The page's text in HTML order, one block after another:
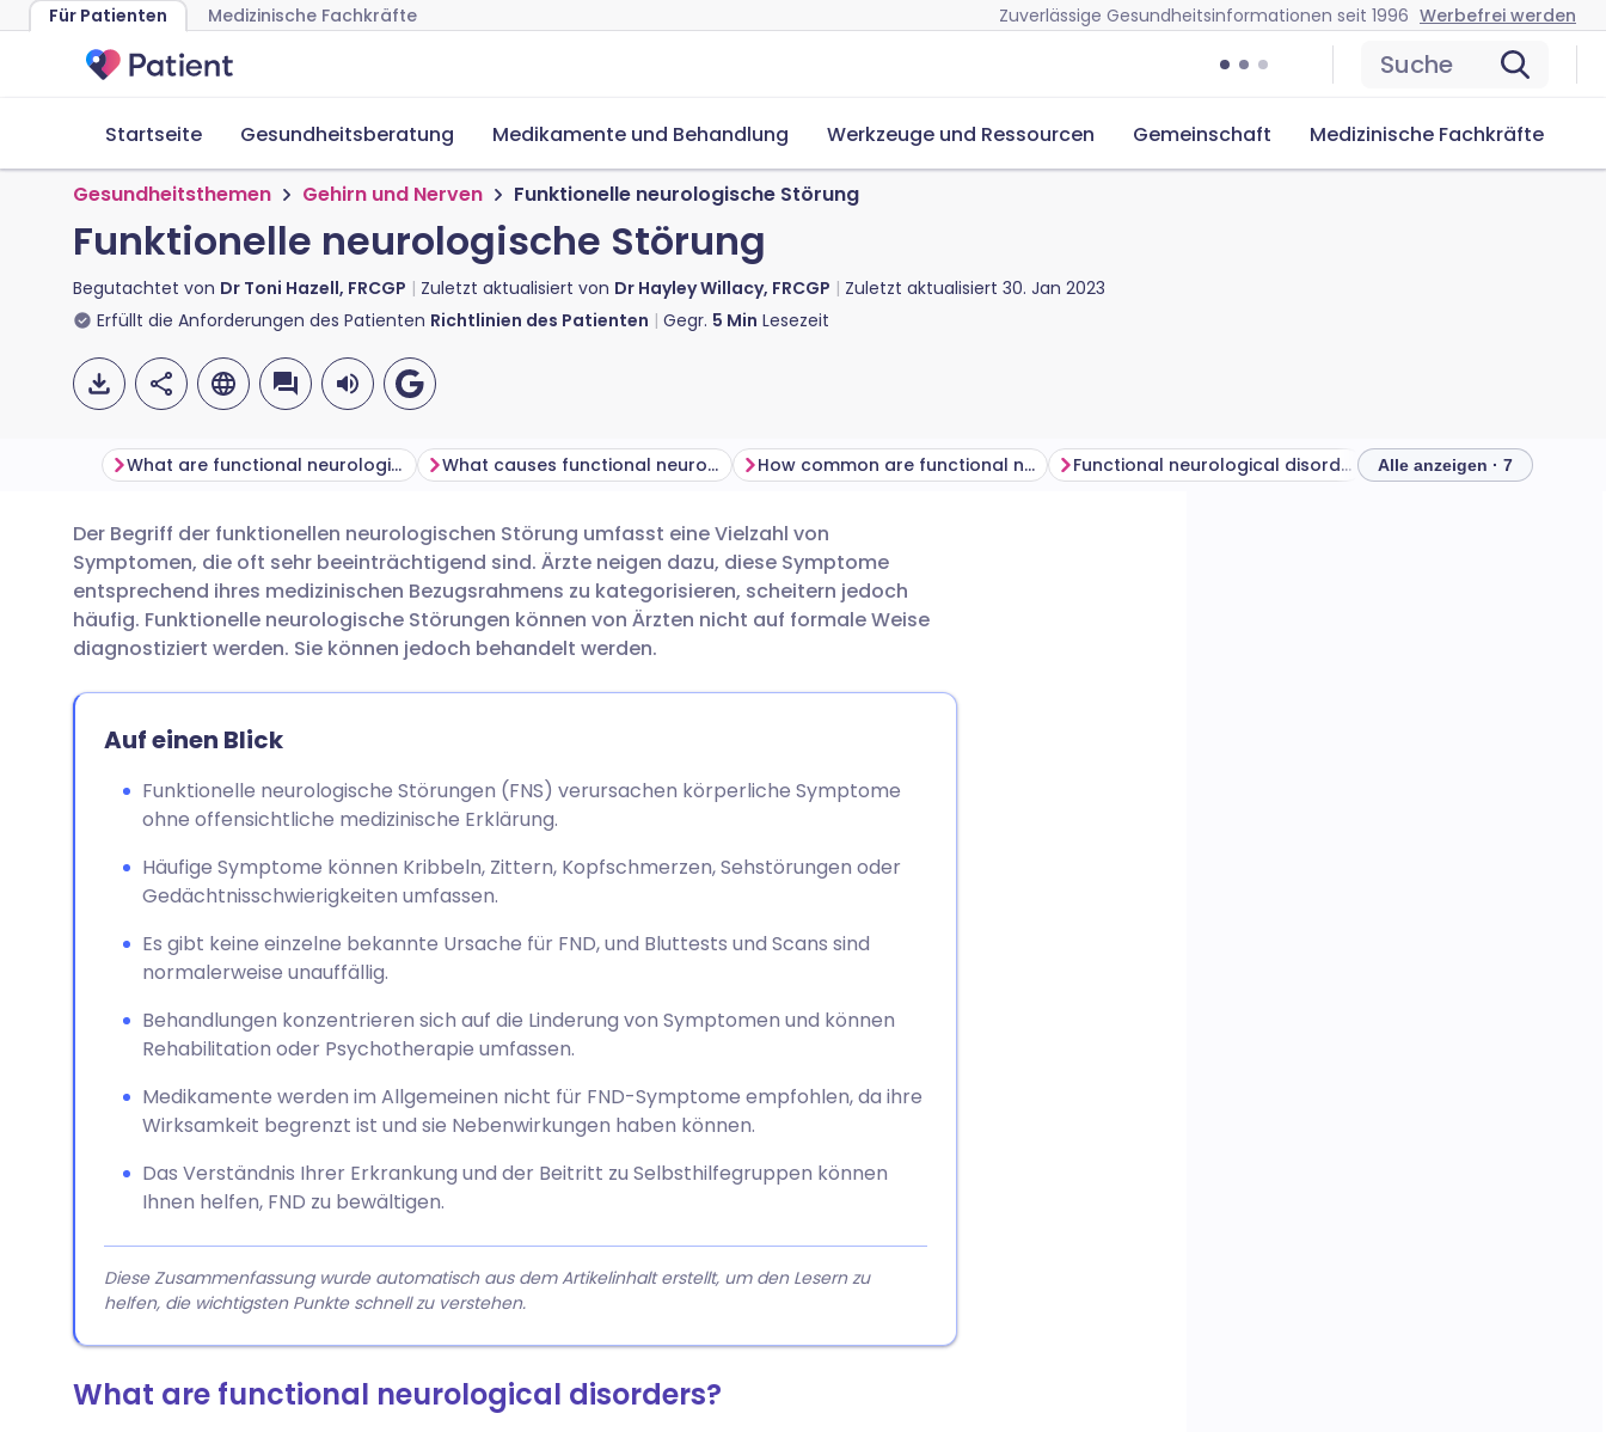
Für Patienten Medizinische Fachkräfte Zuverlässige Gesundheitsinformationen seit 1996 Werbefrei werden
Suche
Startseite Gesundheitsberatung Medikamente und Behandlung Werkzeuge und Ressourcen Gemeinschaft Medizinische Fachkräfte
Gesundheitsthemen Gehirn und Nerven Funktionelle neurologische Störung
Funktionelle neurologische Störung
Begutachtet von Dr Toni Hazell, FRCGP Zuletzt aktualisiert von Dr Hayley Willacy, FRCGP Zuletzt aktualisiert 30. Jan 2023
Erfüllt die Anforderungen des Patienten Richtlinien des Patienten Gegr. 5 Min Lesezeit
Per E-Mail teilen
Teilen über Facebook
Teilen über X
Teilen über WhatsApp
Link kopieren
🇬🇧 English 🇩🇪 Deutsch
🇪🇸 Español 🇫🇷 Français
🇮🇳 हिन्दी
🇸🇦 عربي 🇸🇪 Svenska
What are functional neurological disorders? What causes functional neurological disorders? How common are functional neurological disorders? Functional neurological disorder treatments Alle anzeigen · 7
Der Begriff der funktionellen neurologischen Störung umfasst eine Vielzahl von
Symptomen, die oft sehr beeinträchtigend sind. Ärzte neigen dazu, diese Symptome
entsprechend ihres medizinischen Bezugsrahmens zu kategorisieren, scheitern jedoch
häufig. Funktionelle neurologische Störungen können von Ärzten nicht auf formale Weise
diagnostiziert werden. Sie können jedoch behandelt werden.
Auf einen Blick
Funktionelle neurologische Störungen (FNS) verursachen körperliche Symptome
ohne offensichtliche medizinische Erklärung.
Häufige Symptome können Kribbeln, Zittern, Kopfschmerzen, Sehstörungen oder
Gedächtnisschwierigkeiten umfassen.
Es gibt keine einzelne bekannte Ursache für FND, und Bluttests und Scans sind
normalerweise unauffällig.
Behandlungen konzentrieren sich auf die Linderung von Symptomen und können
Rehabilitation oder Psychotherapie umfassen.
Medikamente werden im Allgemeinen nicht für FND-Symptome empfohlen, da ihre
Wirksamkeit begrenzt ist und sie Nebenwirkungen haben können.
Das Verständnis Ihrer Erkrankung und der Beitritt zu Selbsthilfegruppen können
Ihnen helfen, FND zu bewältigen.
Diese Zusammenfassung wurde automatisch aus dem Artikelinhalt erstellt, um den Lesern zu
helfen, die wichtigsten Punkte schnell zu verstehen.
What are functional neurological disorders?